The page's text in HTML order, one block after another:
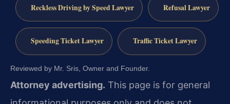
Reckless Driving by Speed Lawyer Refusal Lawyer
Speeding Ticket Lawyer Traffic Ticket Lawyer
Reviewed by Mr. Sris, Owner and Founder.
Attorney advertising. This page is for general